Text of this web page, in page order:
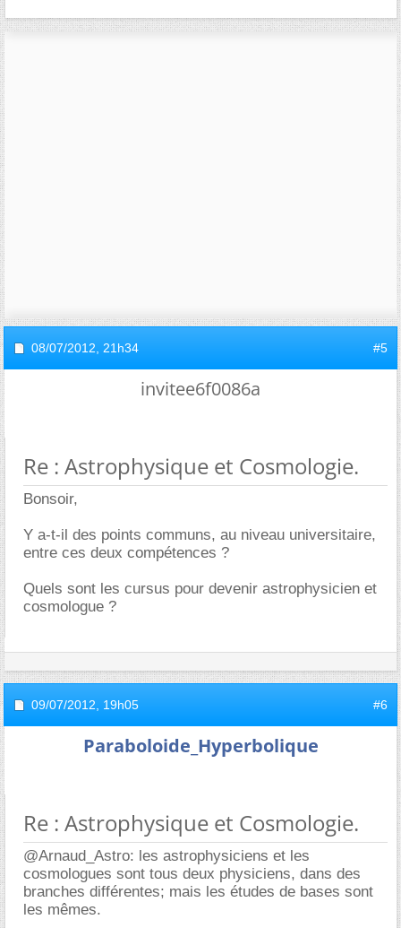
08/07/2012, 21h34 #5
invitee6f0086a
Re : Astrophysique et Cosmologie.
Bonsoir,
Y a-t-il des points communs, au niveau universitaire,
entre ces deux compétences ?
Quels sont les cursus pour devenir astrophysicien et
cosmologue ?
09/07/2012, 19h05 #6
Paraboloide_Hyperbolique
Re : Astrophysique et Cosmologie.
@Arnaud_Astro: les astrophysiciens et les
cosmologues sont tous deux physiciens, dans des
branches différentes; mais les études de bases sont
les mêmes.